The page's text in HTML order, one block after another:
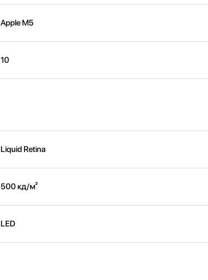
Apple M5
10
Liquid Retina
500 кд/м²
LED